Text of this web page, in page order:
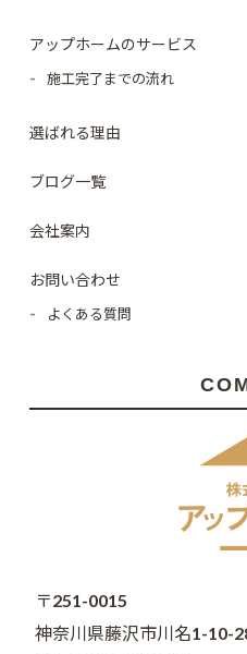
アップホームのサービス
施工完了までの流れ
選ばれる理由
ブログ一覧
会社案内
お問い合わせ
よくある質問
〒251-0015
神奈川県藤沢市川名1-10-